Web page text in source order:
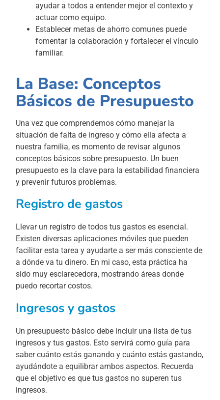
ayudar a todos a entender mejor el contexto y
actuar como equipo.
Establecer metas de ahorro comunes puede
fomentar la colaboración y fortalecer el vínculo
familiar.
La Base: Conceptos
Básicos de Presupuesto
Una vez que comprendemos cómo manejar la
situación de falta de ingreso y cómo ella afecta a
nuestra familia, es momento de revisar algunos
conceptos básicos sobre presupuesto. Un buen
presupuesto es la clave para la estabilidad financiera
y prevenir futuros problemas.
Registro de gastos
Llevar un registro de todos tus gastos es esencial.
Existen diversas aplicaciones móviles que pueden
facilitar esta tarea y ayudarte a ser más consciente de
a dónde va tu dinero. En mi caso, esta práctica ha
sido muy esclarecedora, mostrando áreas donde
puedo recortar costos.
Ingresos y gastos
Un presupuesto básico debe incluir una lista de tus
ingresos y tus gastos. Esto servirá como guía para
saber cuánto estás ganando y cuánto estás gastando,
ayudándote a equilibrar ambos aspectos. Recuerda
que el objetivo es que tus gastos no superen tus
ingresos.